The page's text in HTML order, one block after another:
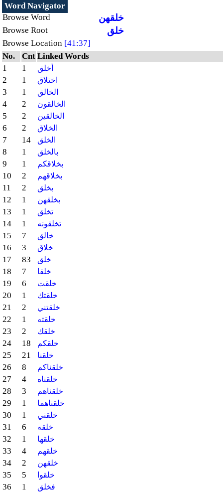
Word Navigator
Browse Word
خلقهن
Browse Root خلق
Browse Location [41:37]
No.
Cnt Linked Words
1
1 أخلق
2 1 اختلاق
3 1 الخالق
4 2 الخالقون
5 2 الخالقين
6 2 الخلاق
7 14 الخلق
8 1 بالخلق
9 1 بخلاقكم
10 2 بخلاقهم
11 2 بخلق
12 1 بخلقهن
13 1 تخلق
14 1 تخلقونه
15 7 خالق
16 3 خلاق
17 83 خلق
18 7 خلقا
19 6 خلقت
20 1 خلقتك
21 2 خلقتني
22 1 خلقته
23 2 خلقك
24 18 خلقكم
25 21 خلقنا
26 8 خلقناكم
27 4 خلقناه
28 3 خلقناهم
29 1 خلقناهما
30 1 خلقني
31 6 خلقه
32 1 خلقها
33 4 خلقهم
34 2 خلقهن
35 5 خلقوا
36 1 فخلق